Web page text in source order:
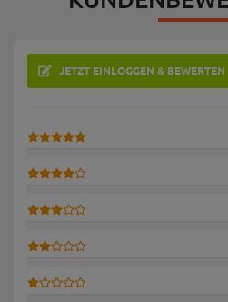
JETZT EINLOGGEN & BEWERTEN